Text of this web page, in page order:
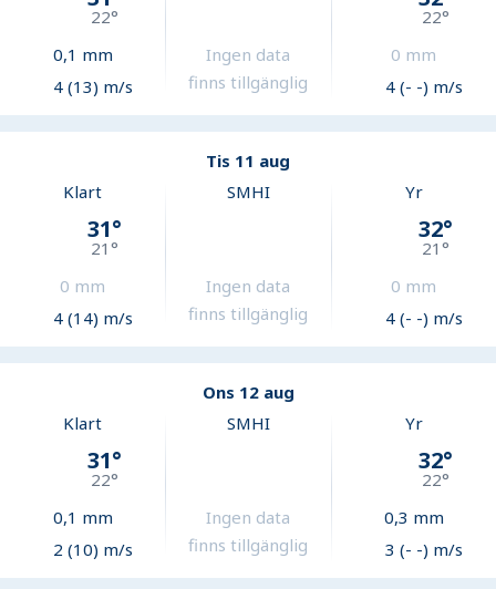
22°
0,1 mm
4 (13) m/s
Ingen data
finns tillgänglig
22°
0 mm
4 (- -) m/s
Tis 11 aug
Klart
31°
21°
0 mm
4 (14) m/s
SMHI
Ingen data
finns tillgänglig
Yr
32°
21°
0 mm
4 (- -) m/s
Ons 12 aug
Klart
31°
22°
0,1 mm
2 (10) m/s
SMHI
Ingen data
finns tillgänglig
Yr
32°
22°
0,3 mm
3 (- -) m/s